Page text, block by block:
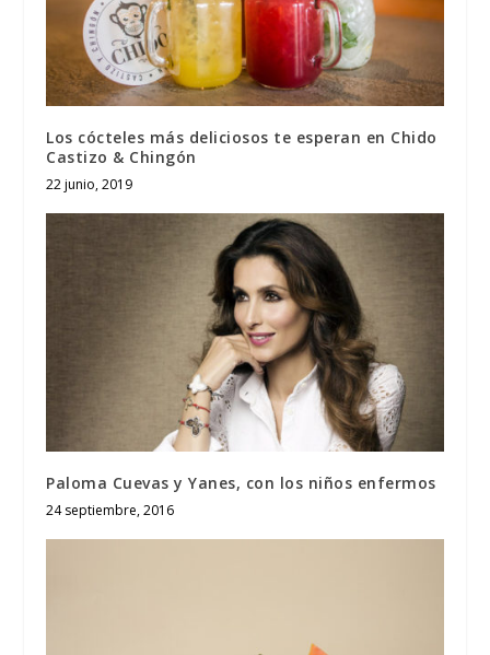
Los cócteles más deliciosos te esperan en Chido
Castizo & Chingón
22 junio, 2019
Paloma Cuevas y Yanes, con los niños enfermos
24 septiembre, 2016